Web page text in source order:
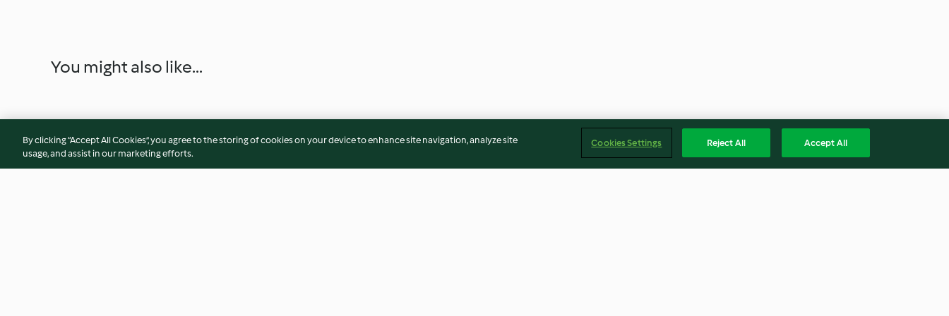
You might also like...
By clicking “Accept All Cookies”, you agree to the storing of cookies on your device to enhance site navigation, analyze site
usage, and assist in our marketing efforts.
Cookies Settings Reject All Accept All